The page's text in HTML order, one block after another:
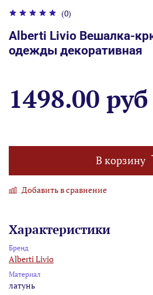
(0)
Alberti Livio Вешалка-
одежды декоративная
1498.00 руб
В корзину
Добавить в сравнение
Характеристики
Бренд
Alberti Livio
Материал
латунь